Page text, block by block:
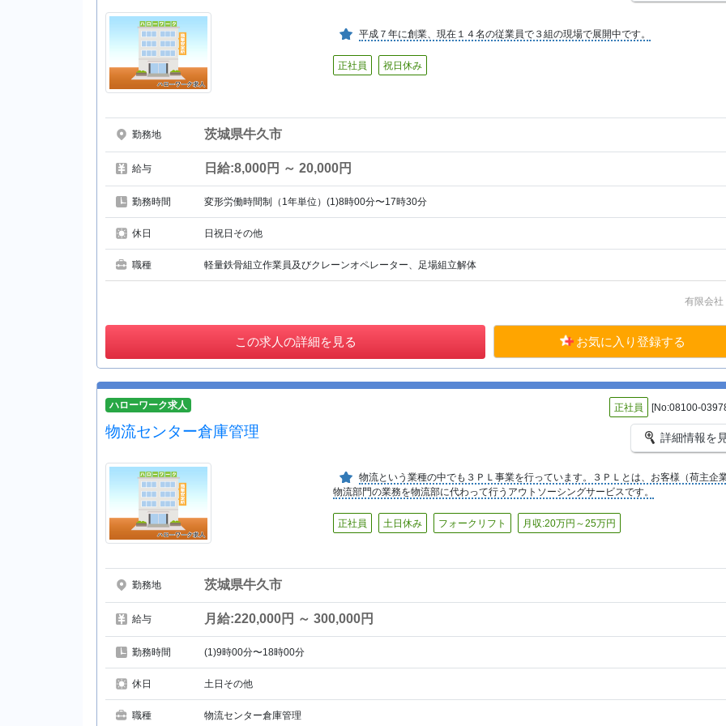
平成７年に創業、現在１４名の従業員で３組の現場で展開中です。
正社員 祝日休み
勤務地 茨城県牛久市
給与 日給:8,000円 ～ 20,000円
勤務時間 変形労働時間制（1年単位）(1)8時00分〜17時30分
休日 日祝日その他
職種 軽量鉄骨組立作業員及びクレーンオペレーター、足場組立解体
有限会
この求人の詳細を見る お気に入り登録する
ハローワーク求人 正社員 [No:08100-
物流センター倉庫管理 詳細情報を
物流という業種の中でも３ＰＬ事業を行っています。３ＰＬとは、お客様（荷主企
物流部門の業務を物流部に代わって行うアウトソーシングサービスです。
正社員 土日休み フォークリフト 月収:20万円～25万円
勤務地 茨城県牛久市
給与 月給:220,000円 ～ 300,000円
勤務時間 (1)9時00分〜18時00分
休日 土日その他
職種 物流センター倉庫管理